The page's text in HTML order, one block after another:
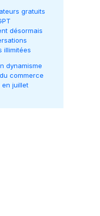
gratuits
désormais
illimitées
dynamisme
commerce
en juillet